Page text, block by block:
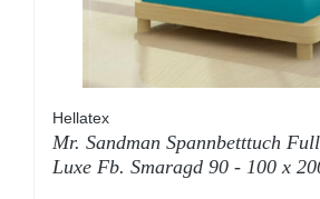
Hellatex
Mr. Sandman Spannbetttuch
Luxe Fb. Smaragd 90 - 100 x